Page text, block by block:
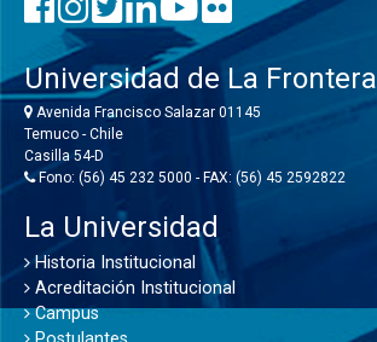
Universidad de La Frontera
Avenida Francisco Salazar 01145
Temuco - Chile
Casilla 54-D
Fono: (56) 45 232 5000 - FAX: (56) 45 2592822
La Universidad
Historia Institucional
Acreditación Institucional
Campus